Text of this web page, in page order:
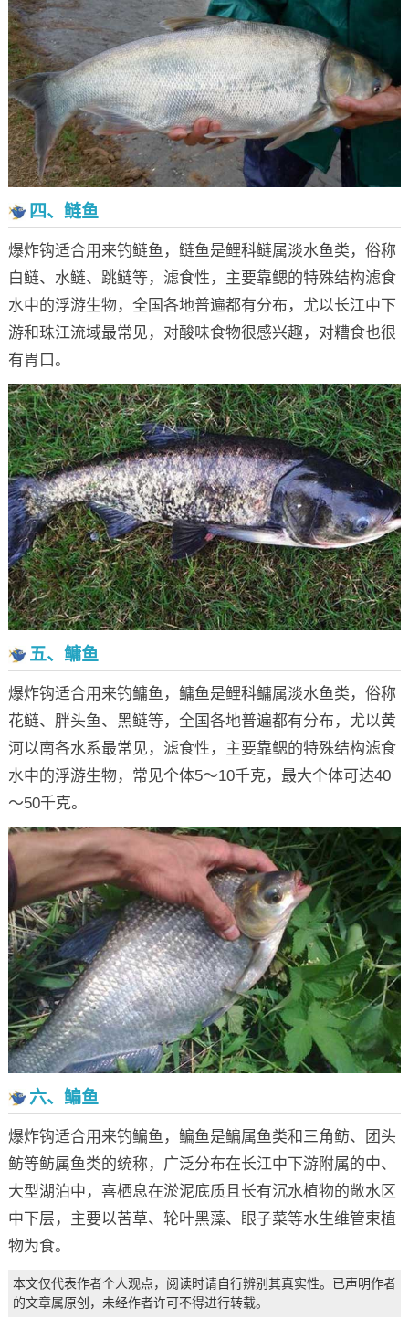
四、鲢鱼
爆炸钩适合用来钓鲢鱼，鲢鱼是鲤科鲢属淡水鱼类，俗称
白鲢、水鲢、跳鲢等，滤食性，主要靠鳃的特殊结构滤食
水中的浮游生物，全国各地普遍都有分布，尤以长江中下
游和珠江流域最常见，对酸味食物很感兴趣，对糟食也很
有胃口。
五、鳙鱼
爆炸钩适合用来钓鳙鱼，鳙鱼是鲤科鳙属淡水鱼类，俗称
花鲢、胖头鱼、黑鲢等，全国各地普遍都有分布，尤以黄
河以南各水系最常见，滤食性，主要靠鳃的特殊结构滤食
水中的浮游生物，常见个体5～10千克，最大个体可达40
～50千克。
六、鳊鱼
爆炸钩适合用来钓鳊鱼，鳊鱼是鳊属鱼类和三角鲂、团头
鲂等鲂属鱼类的统称，广泛分布在长江中下游附属的中、
大型湖泊中，喜栖息在淤泥底质且长有沉水植物的敞水区
中下层，主要以苦草、轮叶黑藻、眼子菜等水生维管束植
物为食。
本文仅代表作者个人观点，阅读时请自行辨别其真实性。已声明作者
的文章属原创，未经作者许可不得进行转载。